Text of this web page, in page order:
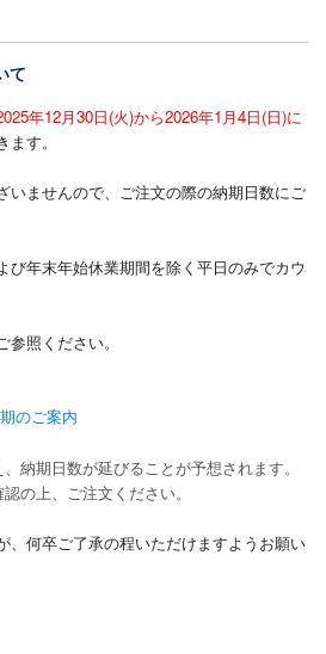
て
年12月30日(火)から2026年1月4日(日)に
す。
いませんので、ご注文の際の納期日数にご
び年末年始休業期間を除く平日のみでカウ
照ください。
のご案内
納期日数が延びることが予想されます。
の上、ご注文ください。
、何卒ご了承の程いただけますようお願い